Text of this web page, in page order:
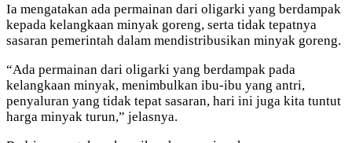
Ia mengatakan ada permainan dari oligarki yang berdampak
kepada kelangkaan minyak goreng, serta tidak tepatnya
sasaran pemerintah dalam mendistribusikan minyak goreng.
“Ada permainan dari oligarki yang berdampak pada
kelangkaan minyak, menimbulkan ibu-ibu yang antri,
penyaluran yang tidak tepat sasaran, hari ini juga kita tuntut
harga minyak turun,” jelasnya.